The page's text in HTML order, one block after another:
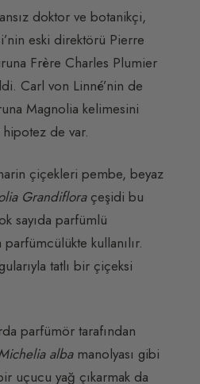
doktor ve botanikçi,
eski direktörü Pierre
Frère Charles Plumier
Carl von Linné’nin de
Magnolia kelimesini
hipotez de var.
çiçekleri pembe, beyaz
Grandifloraçeşidi bu
sayıda parfümlü
kullanılır.
tatlı bir çiçeksi
parfümör tarafından
albamanolyası gibi
uçucu yağ çıkarmak da